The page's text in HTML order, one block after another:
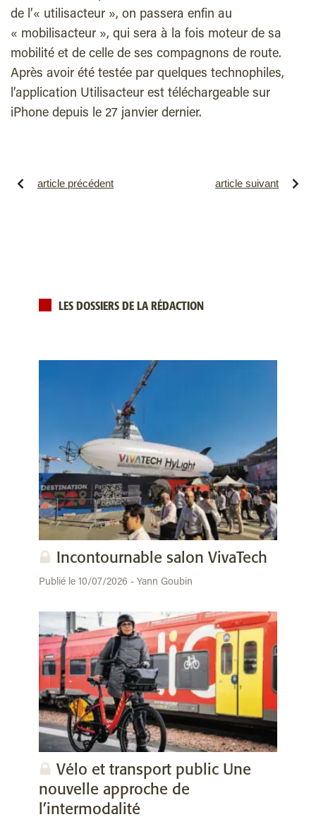
de l’« utilisacteur », on passera enfin au
« mobilisacteur », qui sera à la fois moteur de sa
mobilité et de celle de ses compagnons de route.
Après avoir été testée par quelques technophiles,
l’application Utilisacteur est téléchargeable sur
iPhone depuis le 27 janvier dernier.
article précédent article suivant
LES DOSSIERS DE LA RÉDACTION
Incontournable salon VivaTech
Publié le 10/07/2026 - Yann Goubin
Vélo et transport public Une
nouvelle approche de
l’intermodalité